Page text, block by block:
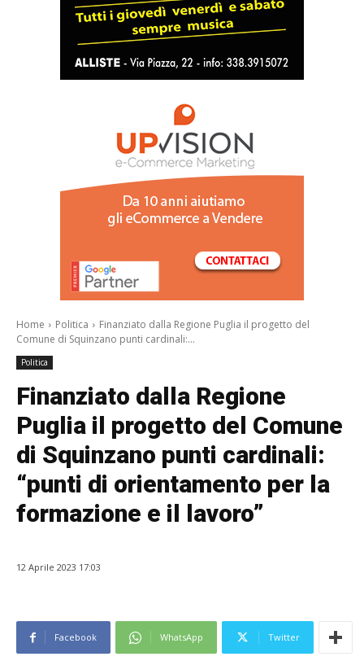
Home
Politica
Finanziato dalla Regione Puglia il progetto del
Comune di Squinzano punti cardinali:...
Politica
Finanziato dalla Regione
Puglia il progetto del Comune
di Squinzano punti cardinali:
“punti di orientamento per la
formazione e il lavoro”
12 Aprile 2023 17:03
Facebook WhatsApp Twitter